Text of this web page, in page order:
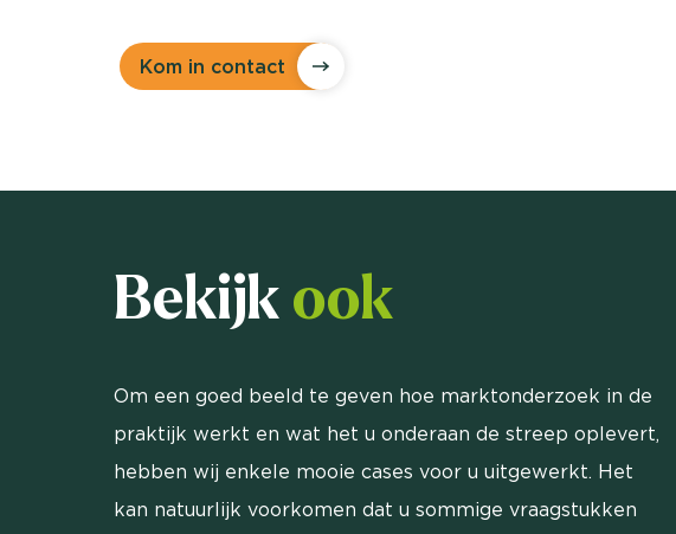
Kom in contact
Bekijkook
Om een goed beeld te geven hoe marktonderzoek in de
praktijk werkt en wat het u onderaan de streep oplevert,
hebben wij enkele mooie cases voor u uitgewerkt. Het
kan natuurlijk voorkomen dat u sommige vraagstukken